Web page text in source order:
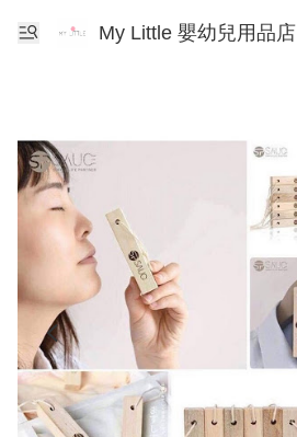
My Little 嬰幼兒用品店